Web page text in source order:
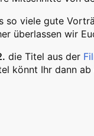
so viele gute
überlassen wir
die Titel aus der
könnt Ihr dann